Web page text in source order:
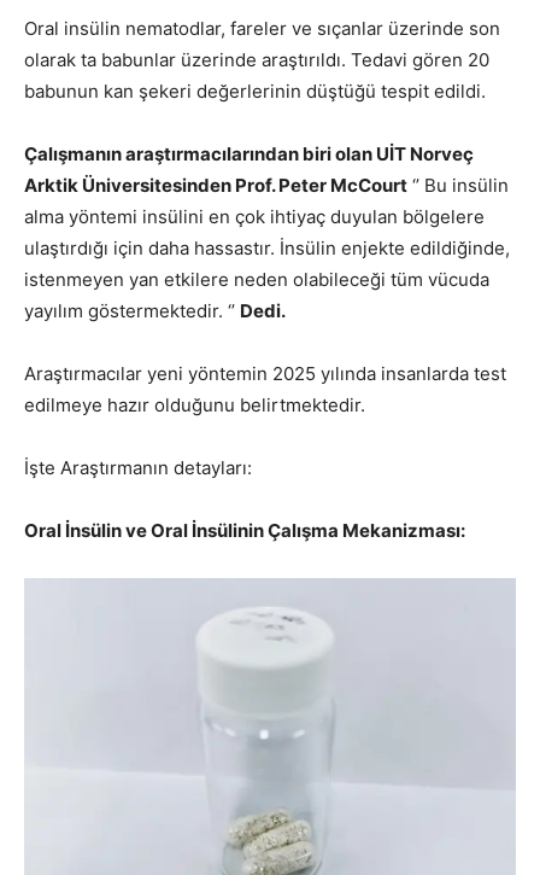
Oral insülin nematodlar, fareler ve sıçanlar üzerinde son
olarak ta babunlar üzerinde araştırıldı. Tedavi gören 20
babunun kan şekeri değerlerinin düştüğü tespit edildi.
Çalışmanın araştırmacılarından biri olan UİT Norveç
Arktik Üniversitesinden Prof. Peter McCourt ‘’ Bu insülin
alma yöntemi insülini en çok ihtiyaç duyulan bölgelere
ulaştırdığı için daha hassastır. İnsülin enjekte edildiğinde,
istenmeyen yan etkilere neden olabileceği tüm vücuda
yayılım göstermektedir. ‘’ Dedi.
Araştırmacılar yeni yöntemin 2025 yılında insanlarda test
edilmeye hazır olduğunu belirtmektedir.
İşte Araştırmanın detayları:
Oral İnsülin ve Oral İnsülinin Çalışma Mekanizması: